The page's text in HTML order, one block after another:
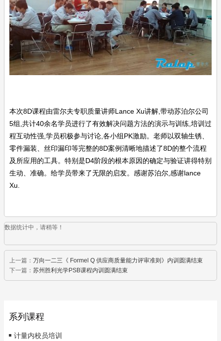
本次8D课程由雷尔夫专职质量讲师Lance Xu讲解,带动苏泊尔公司
5组,共计40余名学员进行了有效解决问题方法的演示与训练,培训过
程互动性强,学员积极参与讨论,各小组PK激励。老师以双轴生锈、
零件漏装、丝印漏印等完整的8D案例清晰地描述了8D的整个流程
及所应用的工具。特别是D4阶段的根本原因的确定与验证讲得特别
生动、准确。给学员带来了无限的启发。感谢苏泊尔,感谢lance
Xu.
数据统计中，请稍等！
上一篇： 万向一二三《 Formel Q 供应商质量能力评审准则》内训圆满结束
下一篇： 苏州胜利光学PSB课程内训圆满结束
系列课程
计量内校员培训